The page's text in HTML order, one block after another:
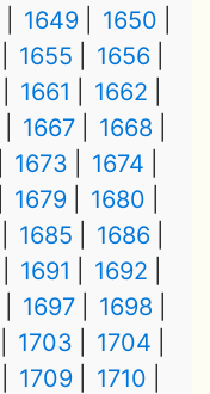
1649
1650
1655
1656
1661
1662
1667
1668
1673
1674
1679
1680
1685
1686
1691
1692
1697
1698
1703
1704
1709
1710